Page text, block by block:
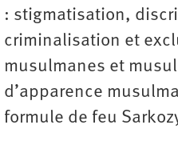
: stigmatisation,
criminalisation et
musulmanes et
d’apparence
formule de feu